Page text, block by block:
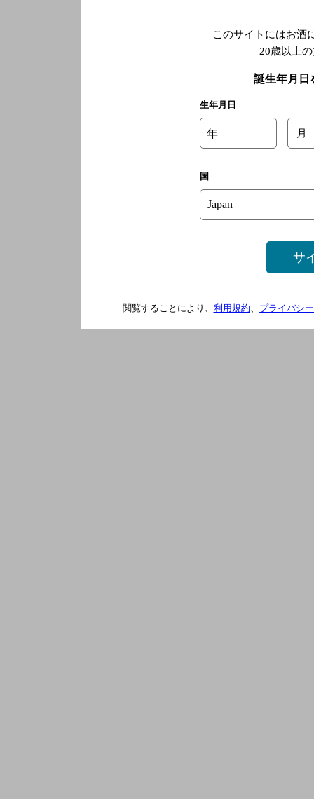
このサイトにはお酒
20歳以上
誕生年月日
生年月日
年 月
国
サ
閲覧することにより、 利用規約 プライバシ